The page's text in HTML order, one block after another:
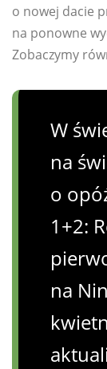
o nowej dacie
na ponowne
Zobaczymy
W
na
o
1+2:
na